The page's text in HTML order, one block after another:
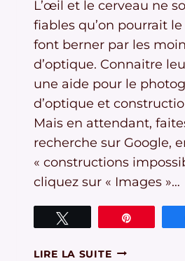
L’œil et le cerveau ne
fiables qu’on pourrait
font berner par les
d’optique. Connaitre
une aide pour le
d’optique et
Mais en attendant,
recherche sur Google,
« constructions
cliquez sur « Images
LIRE LA SUITEILLUSIONS